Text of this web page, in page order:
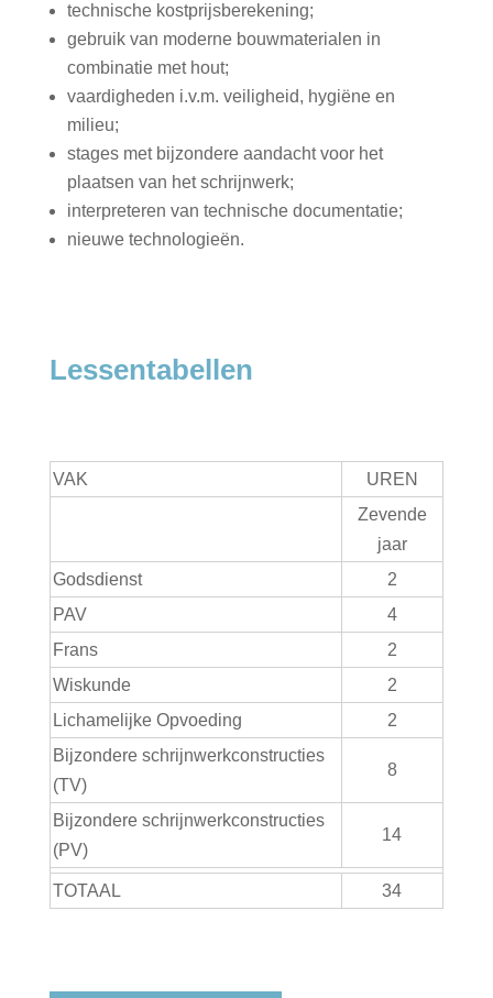
technische kostprijsberekening;
gebruik van moderne bouwmaterialen in
combinatie met hout;
vaardigheden i.v.m. veiligheid, hygiëne en
milieu;
stages met bijzondere aandacht voor het
plaatsen van het schrijnwerk;
interpreteren van technische documentatie;
nieuwe technologieën.
Lessentabellen
VAK
UREN
Zevende
jaar
Godsdienst
2
PAV
4
Frans
2
Wiskunde
2
Lichamelijke Opvoeding
2
Bijzondere schrijnwerkconstructies
(TV)
8
Bijzondere schrijnwerkconstructies
(PV)
14
TOTAAL 34